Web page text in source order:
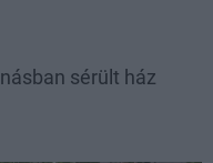
sérült ház